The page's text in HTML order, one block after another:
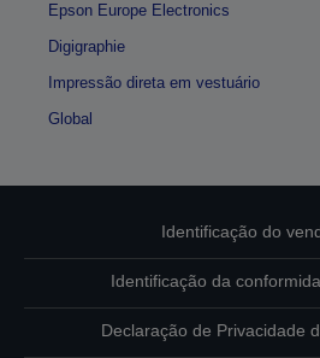
Epson Europe Electronics
Digigraphie
Impressão direta em vestuário
Global
Identificação do
Identificação da
Declaração de Privacidade